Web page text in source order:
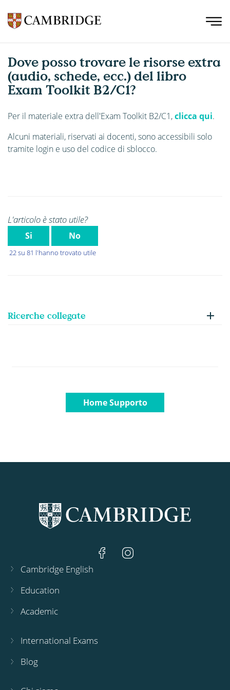
Dove posso trovare le risorse extra
(audio, schede, ecc.) del libro
Exam Toolkit B2/C1?
Per il materiale extra dell'Exam Toolkit B2/C1,clicca qui.
Alcuni materiali, riservati ai docenti, sono accessibili solo
tramite login e uso del codice di sblocco.
L'articolo è stato utile?
Si No
22 su 81 l'hanno trovato utile
Ricerche collegate
Home Supporto
Cambridge English
Education
Academic
International Exams
Blog